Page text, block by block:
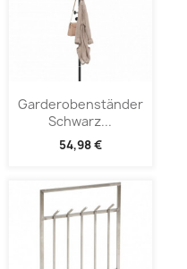
Garderobenständer
Schwarz...
54,98 €